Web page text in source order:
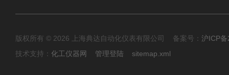
版权所有 © 2026 上海典达自动化仪表有限公司 备案号： 沪ICP
技术支持： 化工仪器网 管理登陆 sitemap.xml